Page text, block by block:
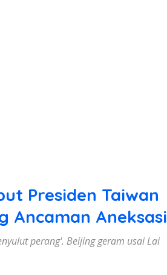
Presiden Taiwan
Ancaman Aneksasi
perang'. Beijing geram usai Lai